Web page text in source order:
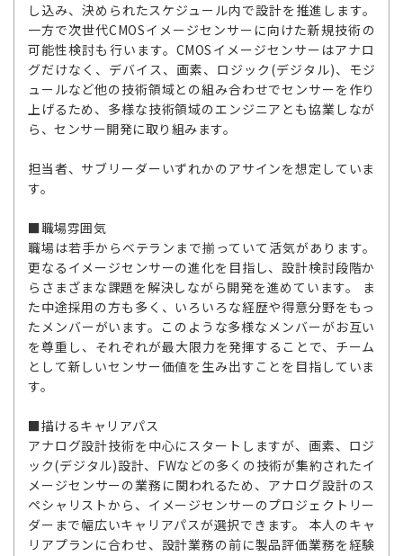
し込み、決められたスケジュール内で設計を推進します。
一方で次世代CMOSイメージセンサーに向けた新規技術の
可能性検討も行います。CMOSイメージセンサーはアナロ
グだけなく、デバイス、画素、ロジック(デジタル)、モジ
ュールなど他の技術領域との組み合わせでセンサーを作り
上げるため、多様な技術領域のエンジニアとも協業しなが
ら、センサー開発に取り組みます。
担当者、サブリーダーいずれかのアサインを想定していま
す。
■職場雰囲気
職場は若手からベテランまで揃っていて活気があります。
更なるイメージセンサーの進化を目指し、設計検討段階か
らさまざまな課題を解決しながら開発を進めています。 ま
た中途採用の方も多く、いろいろな経歴や得意分野をもっ
たメンバーがいます。このような多様なメンバーがお互い
を尊重し、それぞれが最大限力を発揮することで、チーム
として新しいセンサー価値を生み出すことを目指していま
す。
■描けるキャリアパス
アナログ設計技術を中心にスタートしますが、画素、ロジ
ック(デジタル)設計、FWなどの多くの技術が集約されたイ
メージセンサーの業務に関われるため、アナログ設計のス
ペシャリストから、イメージセンサーのプロジェクトリー
ダーまで幅広いキャリアパスが選択できます。 本人のキャ
リアプランに合わせ、設計業務の前に製品評価業務を経験